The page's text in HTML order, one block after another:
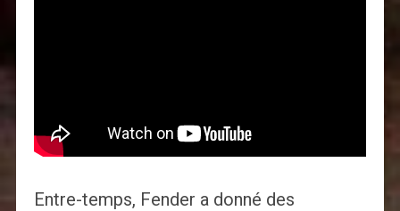
Entre-temps, Fender a donné des